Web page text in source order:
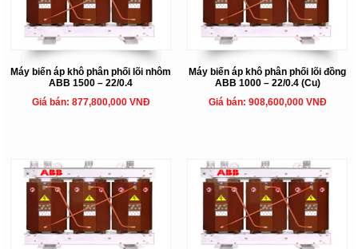
Máy biến áp khô phân phối lõi nhôm
ABB 1500 – 22/0.4
Giá bán: 877,800,000 VNĐ
Máy biến áp khô phân phối lõi đồng
ABB 1000 – 22/0.4 (Cu)
Giá bán: 908,600,000 VNĐ